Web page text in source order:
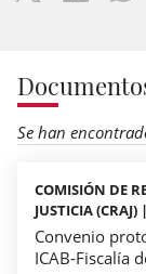
Se han
COMISIÓN DE
JUSTICIA
Convenio
ICAB-Fiscalía